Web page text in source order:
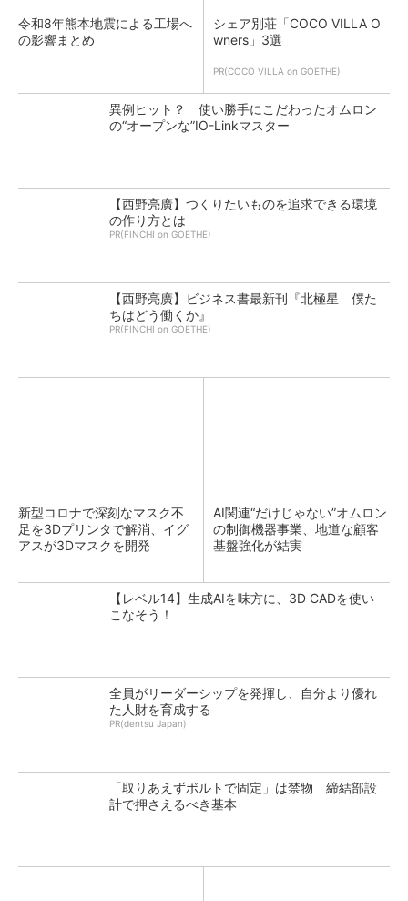
令和8年熊本地震による工場へ
の影響まとめ
シェア別荘「COCO VILLA O
wners」3選
PR(COCO VILLA on GOETHE)
異例ヒット？ 使い勝手にこだわったオムロン
の“オープンな”IO-Linkマスター
【西野亮廣】つくりたいものを追求できる環境
の作り方とは
PR(FINCHI on GOETHE)
【西野亮廣】ビジネス書最新刊『北極星 僕た
ちはどう働くか』
PR(FINCHI on GOETHE)
新型コロナで深刻なマスク不
足を3Dプリンタで解消、イグ
アスが3Dマスクを開発
AI関連“だけじゃない”オムロン
の制御機器事業、地道な顧客
基盤強化が結実
【レベル14】生成AIを味方に、3D CADを使い
こなそう！
全員がリーダーシップを発揮し、自分より優れ
た人財を育成する
PR(dentsu Japan)
「取りあえずボルトで固定」は禁物 締結部設
計で押さえるべき基本